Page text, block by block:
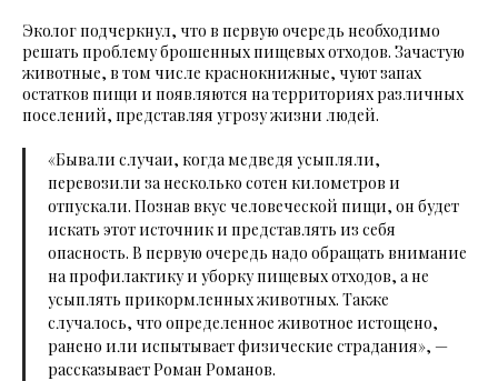
Эколог подчеркнул, что в первую очередь необходимо
решать проблему брошенных пищевых отходов. Зачастую
животные, в том числе краснокнижные, чуют запах
остатков пищи и появляются на территориях различных
поселений, представляя угрозу жизни людей.
«Бывали случаи, когда медведя усыпляли,
перевозили за несколько сотен километров и
отпускали. Познав вкус человеческой пищи, он будет
искать этот источник и представлять из себя
опасность. В первую очередь надо обращать внимание
на профилактику и уборку пищевых отходов, а не
усыплять прикормленных животных. Также
случалось, что определенное животное истощено,
ранено или испытывает физические страдания», —
рассказывает Роман Романов.